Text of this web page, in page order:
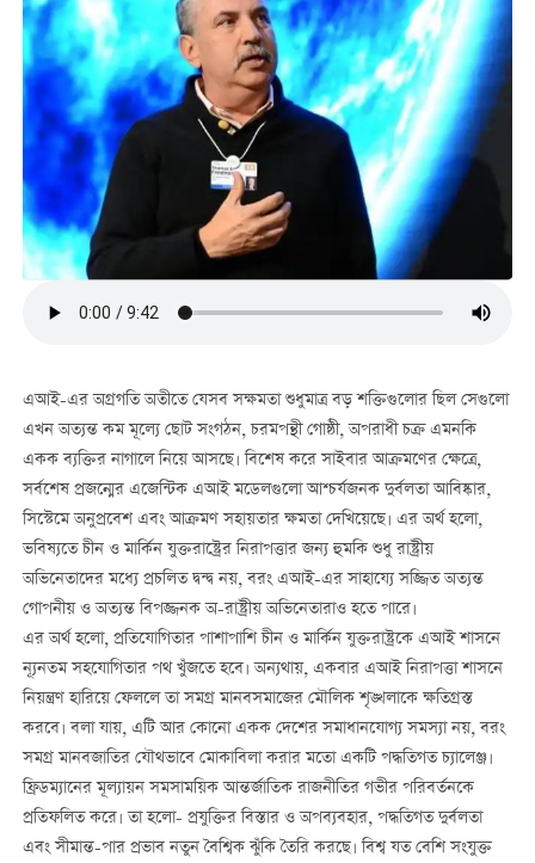
এআই-এর অগ্রগতি অতীতে যেসব সক্ষমতা শুধুমাত্র বড় শক্তিগুলোর ছিল সেগুলো
এখন অত্যন্ত কম মূল্যে ছোট সংগঠন, চরমপন্থী গোষ্ঠী, অপরাধী চক্র এমনকি
একক ব্যক্তির নাগালে নিয়ে আসছে। বিশেষ করে সাইবার আক্রমণের ক্ষেত্রে,
সর্বশেষ প্রজন্মের এজেন্টিক এআই মডেলগুলো আশ্চর্যজনক দুর্বলতা আবিষ্কার,
সিস্টেমে অনুপ্রবেশ এবং আক্রমণ সহায়তার ক্ষমতা দেখিয়েছে। এর অর্থ হলো,
ভবিষ্যতে চীন ও মার্কিন যুক্তরাষ্ট্রের নিরাপত্তার জন্য হুমকি শুধু রাষ্ট্রীয়
অভিনেতাদের মধ্যে প্রচলিত দ্বন্দ্ব নয়, বরং এআই-এর সাহায্যে সজ্জিত অত্যন্ত
গোপনীয় ও অত্যন্ত বিপজ্জনক অ-রাষ্ট্রীয় অভিনেতারাও হতে পারে।
এর অর্থ হলো, প্রতিযোগিতার পাশাপাশি চীন ও মার্কিন যুক্তরাষ্ট্রকে এআই শাসনে
ন্যূনতম সহযোগিতার পথ খুঁজতে হবে। অন্যথায়, একবার এআই নিরাপত্তা শাসনে
নিয়ন্ত্রণ হারিয়ে ফেললে তা সমগ্র মানবসমাজের মৌলিক শৃঙ্খলাকে ক্ষতিগ্রস্ত
করবে। বলা যায়, এটি আর কোনো একক দেশের সমাধানযোগ্য সমস্যা নয়, বরং
সমগ্র মানবজাতির যৌথভাবে মোকাবিলা করার মতো একটি পদ্ধতিগত চ্যালেঞ্জ।
ফ্রিডম্যানের মূল্যায়ন সমসাময়িক আন্তর্জাতিক রাজনীতির গভীর পরিবর্তনকে
প্রতিফলিত করে। তা হলো- প্রযুক্তির বিস্তার ও অপব্যবহার, পদ্ধতিগত দুর্বলতা
এবং সীমান্ত-পার প্রভাব নতুন বৈশ্বিক ঝুঁকি তৈরি করছে। বিশ্ব যত বেশি সংযুক্ত